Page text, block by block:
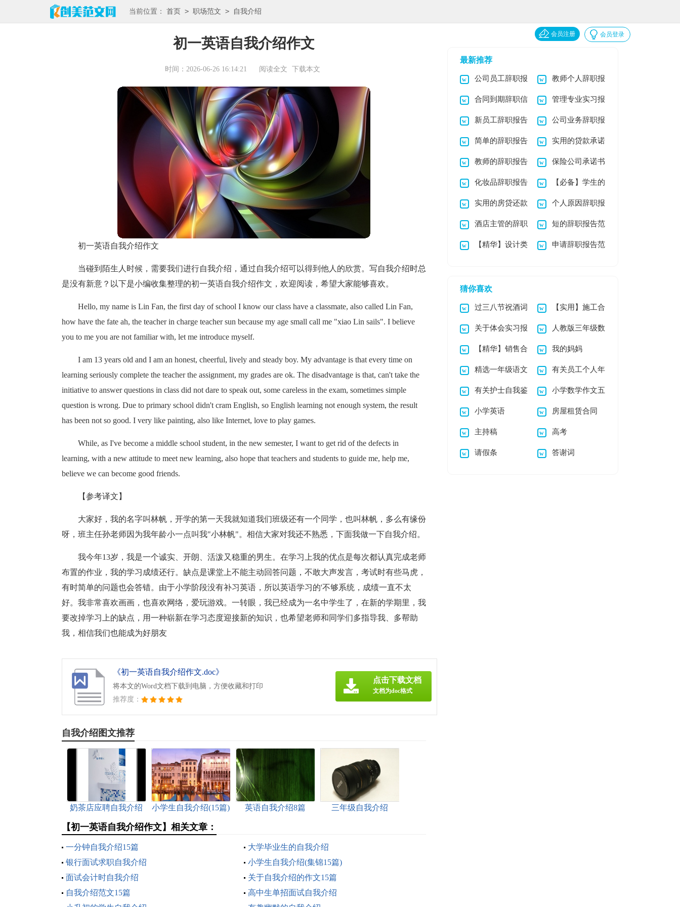
当前位置： 首页 > 职场范文 > 自我介绍
会员登录
会员注册
初一英语自我介绍作文
时间：2026-06-26 16:14:21 阅读全文 下载本文
初一英语自我介绍作文
当碰到陌生人时候，需要我们进行自我介绍，通过自我介绍可以得到他人的欣赏。写自我介绍时总
是没有新意？以下是小编收集整理的初一英语自我介绍作文，欢迎阅读，希望大家能够喜欢。
Hello, my name is Lin Fan, the first day of school I know our class have a classmate, also called Lin Fan,
how have the fate ah, the teacher in charge teacher sun because my age small call me "xiao Lin sails". I believe
you to me you are not familiar with, let me introduce myself.
I am 13 years old and I am an honest, cheerful, lively and steady boy. My advantage is that every time on
learning seriously complete the teacher the assignment, my grades are ok. The disadvantage is that, can't take the
initiative to answer questions in class did not dare to speak out, some careless in the exam, sometimes simple
question is wrong. Due to primary school didn't cram English, so English learning not enough system, the result
has been not so good. I very like painting, also like Internet, love to play games.
While, as I've become a middle school student, in the new semester, I want to get rid of the defects in
learning, with a new attitude to meet new learning, also hope that teachers and students to guide me, help me,
believe we can become good friends.
【参考译文】
大家好，我的名字叫林帆，开学的第一天我就知道我们班级还有一个同学，也叫林帆，多么有缘份
呀，班主任孙老师因为我年龄小一点叫我"小林帆"。相信大家对我还不熟悉，下面我做一下自我介绍。
我今年13岁，我是一个诚实、开朗、活泼又稳重的男生。在学习上我的优点是每次都认真完成老师
布置的作业，我的学习成绩还行。缺点是课堂上不能主动回答问题，不敢大声发言，考试时有些马虎，
有时简单的问题也会答错。由于小学阶段没有补习英语，所以英语学习的'不够系统，成绩一直不太
好。我非常喜欢画画，也喜欢网络，爱玩游戏。一转眼，我已经成为一名中学生了，在新的学期里，我
要改掉学习上的缺点，用一种崭新在学习态度迎接新的知识，也希望老师和同学们多指导我、多帮助
我，相信我们也能成为好朋友
《初一英语自我介绍作文.doc》
将本文的Word文档下载到电脑，方便收藏和打印
推荐度：
点击下载文档
文档为doc格式
自我介绍图文推荐
奶茶店应聘自我介绍 小学生自我介绍(15篇) 英语自我介绍8篇 三年级自我介绍
【初一英语自我介绍作文】相关文章：
一分钟自我介绍15篇
大学毕业生的自我介绍
银行面试求职自我介绍
小学生自我介绍(集锦15篇)
面试会计时自我介绍
关于自我介绍的作文15篇
自我介绍范文15篇
高中生单招面试自我介绍
最新推荐
公司员工辞职报
告(通用15篇)
教师个人辞职报
告15篇
合同到期辞职信 管理专业实习报
告模板合集6篇
新员工辞职报告
15篇
公司业务辞职报
告
简单的辞职报告
15篇
实用的贷款承诺
书合集6篇
教师的辞职报告 保险公司承诺书
汇编8篇
化妆品辞职报告 【必备】学生的
实习报告集合9篇
实用的房贷还款
承诺书3篇
个人原因辞职报
告通用15篇
酒店主管的辞职
报告汇编九篇
短的辞职报告范
文集锦8篇
【精华】设计类 申请辞职报告范
猜你喜欢
过三八节祝酒词
（精选5篇）
【实用】施工合
同汇总九篇
关于体会实习报
告8篇
人教版三年级数
学下册《小数加减
法》教学反思
【精华】销售合
同合集9篇
我的妈妈
精选一年级语文
教学总结范文锦集六
篇
有关员工个人年
终总结范文锦集5篇
有关护士自我鉴
定模板集锦五篇
小学数学作文五
篇
小学英语 房屋租赁合同
主持稿 高考
请假条 答谢词